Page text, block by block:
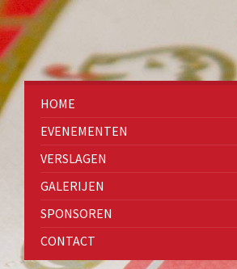
HOME
EVENEMENTEN
VERSLAGEN
GALERIJEN
SPONSOREN
CONTACT